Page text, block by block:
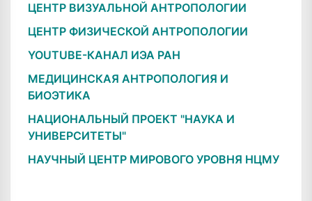
ЦЕНТР ВИЗУАЛЬНОЙ АНТРОПОЛОГИИ
ЦЕНТР ФИЗИЧЕСКОЙ АНТРОПОЛОГИИ
YOUTUBE-КАНАЛ ИЭА РАН
МЕДИЦИНСКАЯ АНТРОПОЛОГИЯ И
БИОЭТИКА
НАЦИОНАЛЬНЫЙ ПРОЕКТ "НАУКА И
УНИВЕРСИТЕТЫ"
НАУЧНЫЙ ЦЕНТР МИРОВОГО УРОВНЯ НЦМУ